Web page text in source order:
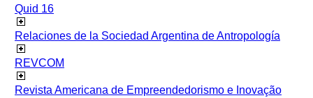
Quid 16
Relaciones de la Sociedad Argentina de Antropología
REVCOM
Revista Americana de Empreendedorismo e Inovação